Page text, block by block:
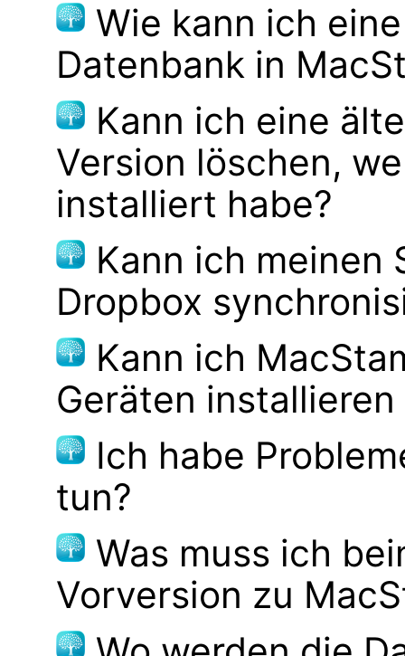
Wie kann ich
Datenbank in
Kann ich eine
Version löschen,
installiert habe?
Kann ich meinen
Dropbox
Kann ich
Geräten
Ich habe
tun?
Was muss ich
Vorversion zu